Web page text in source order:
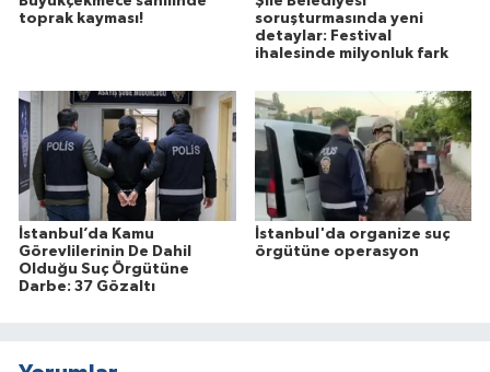
toprak kayması!
soruşturmasında yeni
detaylar: Festival
ihalesinde milyonluk fark
İstanbul’da Kamu
Görevlilerinin De Dahil
Olduğu Suç Örgütüne
Darbe: 37 Gözaltı
İstanbul'da organize suç
örgütüne operasyon